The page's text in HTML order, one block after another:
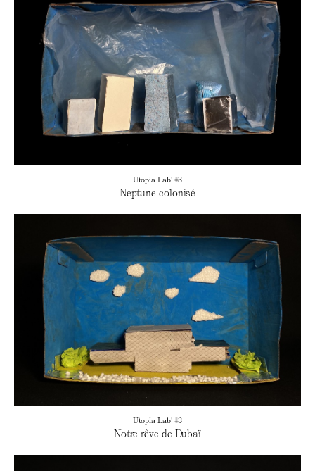
Utopia Lab' #3
Neptune colonisé
Utopia Lab' #3
Notre rêve de Dubaï